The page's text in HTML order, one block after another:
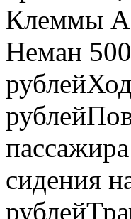
Клеммы
Неман
сидения